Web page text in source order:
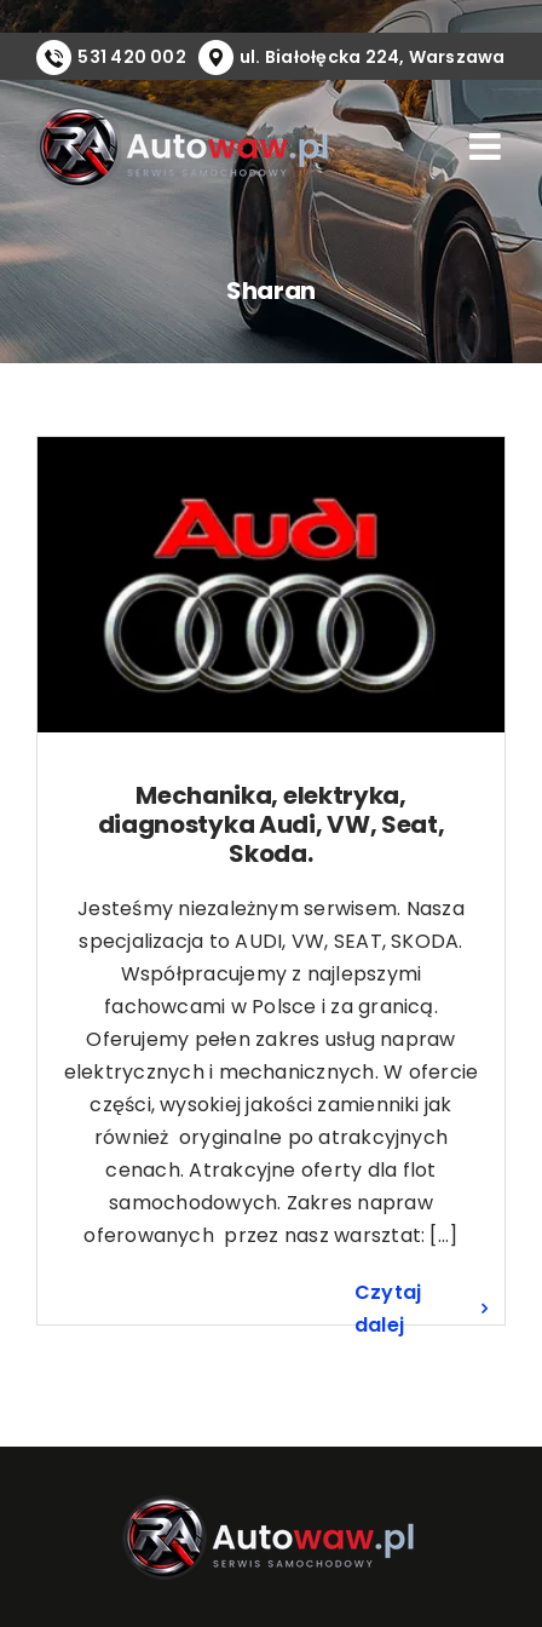
Przejdź
zawartości
531 420 002 ul. Białołęcka 224, Warszawa
Sharan
Mechanika, elektryka,
diagnostyka Audi, VW, Seat,
Skoda.
Jesteśmy niezależnym serwisem. Nasza
specjalizacja to AUDI, VW, SEAT, SKODA.
Współpracujemy z najlepszymi
fachowcami w Polsce i za granicą.
Oferujemy pełen zakres usług napraw
elektrycznych i mechanicznych. W ofercie
części, wysokiej jakości zamienniki jak
również oryginalne po atrakcyjnych
cenach. Atrakcyjne oferty dla flot
samochodowych. Zakres napraw
oferowanych przez nasz warsztat: [...]
Czytaj
dalej